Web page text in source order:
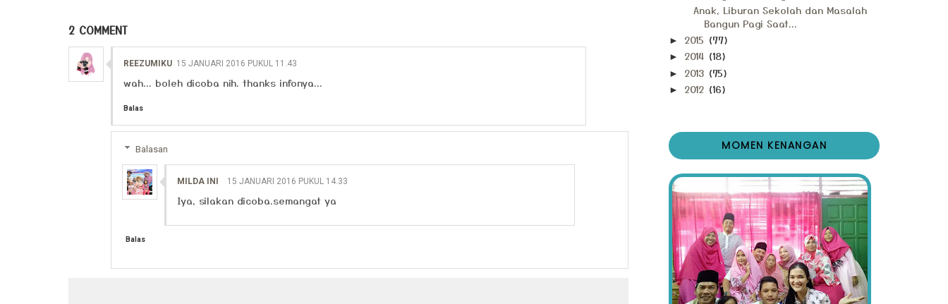
2 COMMENT
REEZUMIKU 15 JANUARI 2016 PUKUL 11.43
wah... boleh dicoba nih. thanks infonya...
Balas
Balasan
MILDA INI 15 JANUARI 2016 PUKUL 14.33
Iya, silakan dicoba.semangat ya
Balas
Anak, Liburan Sekolah dan Masalah
Bangun Pagi Saat...
► 2015 (77)
► 2014 (18)
► 2013 (75)
► 2012 (16)
MOMEN KENANGAN